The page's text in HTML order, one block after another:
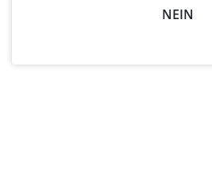
NEIN